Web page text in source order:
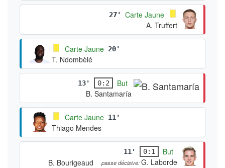
27'
Carte Jaune
A. Truffert
Carte Jaune 20'
T. Ndombèlé
13' 0:2
But
B. Santamaría
Carte Jaune 11'
Thiago Mendes
11' 0:1
But
B. Bourigeaud
passe décisive:G. Laborde